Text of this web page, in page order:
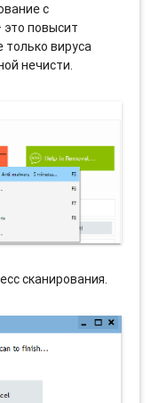
с
повысит
только вируса
нечисти.
сканирования.